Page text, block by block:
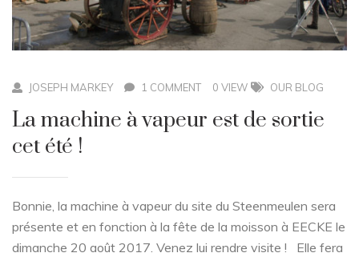
JOSEPH MARKEY 1 COMMENT 0 VIEW OUR BLOG
La machine à vapeur est de sortie
cet été !
Bonnie, la machine à vapeur du site du Steenmeulen sera
présente et en fonction à la fête de la moisson à EECKE le
dimanche 20 août 2017. Venez lui rendre visite ! Elle fera